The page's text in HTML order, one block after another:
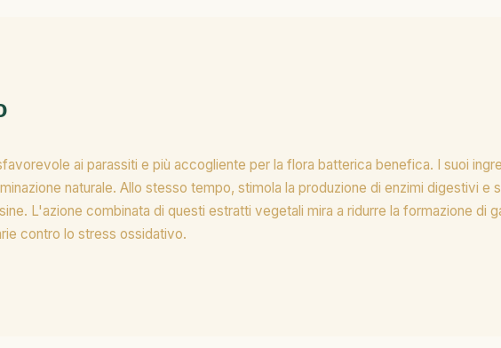
ai parassiti e più accogliente per la flora batterica benefica. I suoi
naturale. Allo stesso tempo, stimola la produzione di enzimi digestivi e
L'azione combinata di questi estratti vegetali mira a ridurre la formazione di
contro lo stress ossidativo.